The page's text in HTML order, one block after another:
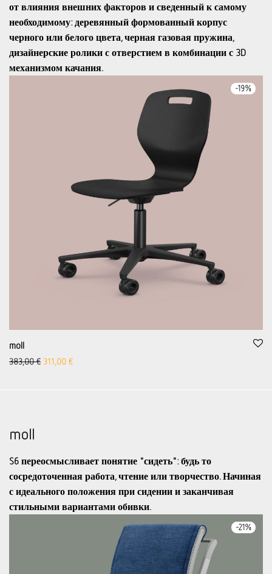
от влияния внешних факторов и сведенный к самому
необходимому: деревянный формованный корпус
черного или белого цвета, черная газовая пружина,
дизайнерские ролики с отверстием в комбинации с 3D
механизмом качания.
-19%
moll
383,00€ Первоначальная цена была: 383,00 €
311,00 €Aktueller Preis ist: 311,00 €.
moll
S6 переосмысливает понятие "сидеть": будь то
сосредоточенная работа, чтение или творчество. Начиная
с идеального положения при сидении и заканчивая
стильными вариантами обивки.
-21%